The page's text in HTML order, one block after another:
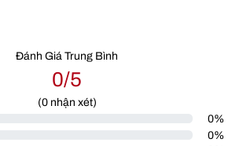
Đánh Giá Trung Bình
0/5
(0nhận xét)
0%
0%